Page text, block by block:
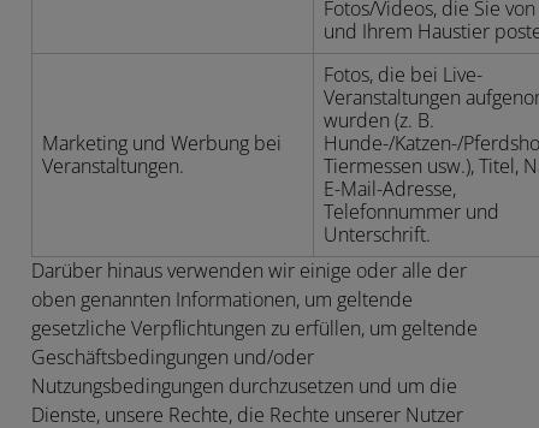
Fotos/Videos, die Sie
und Ihrem Haustier
Marketing und Werbung bei
Veranstaltungen.
Fotos, die bei Live-
Veranstaltungen
wurden (z. B.
Hunde-/Katzen-/
Tiermessen usw.), Titel,
E-Mail-Adresse,
Telefonnummer und
Unterschrift.
Darüber hinaus verwenden wir einige oder alle der
oben genannten Informationen, um geltende
gesetzliche Verpflichtungen zu erfüllen, um geltende
Geschäftsbedingungen und/oder
Nutzungsbedingungen durchzusetzen und um die
Dienste, unsere Rechte, die Rechte unserer Nutzer